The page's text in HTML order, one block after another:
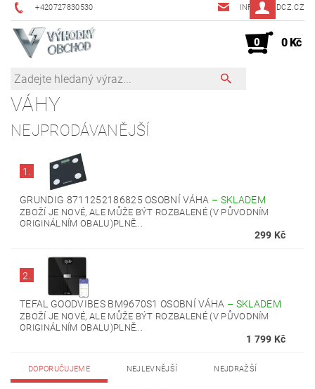
+420727830530 INFO@JMDCZ.CZ
0 0 Kč
VÁHY
NEJPRODÁVANĚJŠÍ
1.
GRUNDIG ‎‎8711252186825 OSOBNÍ VÁHA – SKLADEM
ZBOŽÍ JE NOVÉ, ALE MŮŽE BÝT ROZBALENÉ (V PŮVODNÍM
ORIGINÁLNÍM OBALU)PLNĚ...
299 Kč
2.
TEFAL GOODVIBES BM9670S1 OSOBNÍ VÁHA – SKLADEM
ZBOŽÍ JE NOVÉ, ALE MŮŽE BÝT ROZBALENÉ (V PŮVODNÍM
ORIGINÁLNÍM OBALU)PLNĚ...
1 799 Kč
DOPORUČUJEME NEJLEVNĚJŠÍ NEJDRAŽŠÍ